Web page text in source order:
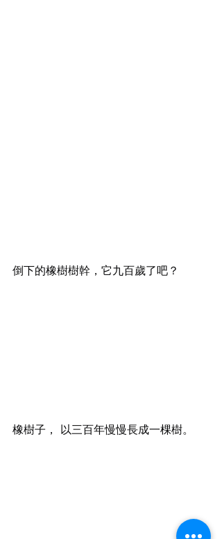
倒下的橡樹樹幹，它九百歲了吧？
橡樹子， 以三百年慢慢長成一棵樹。